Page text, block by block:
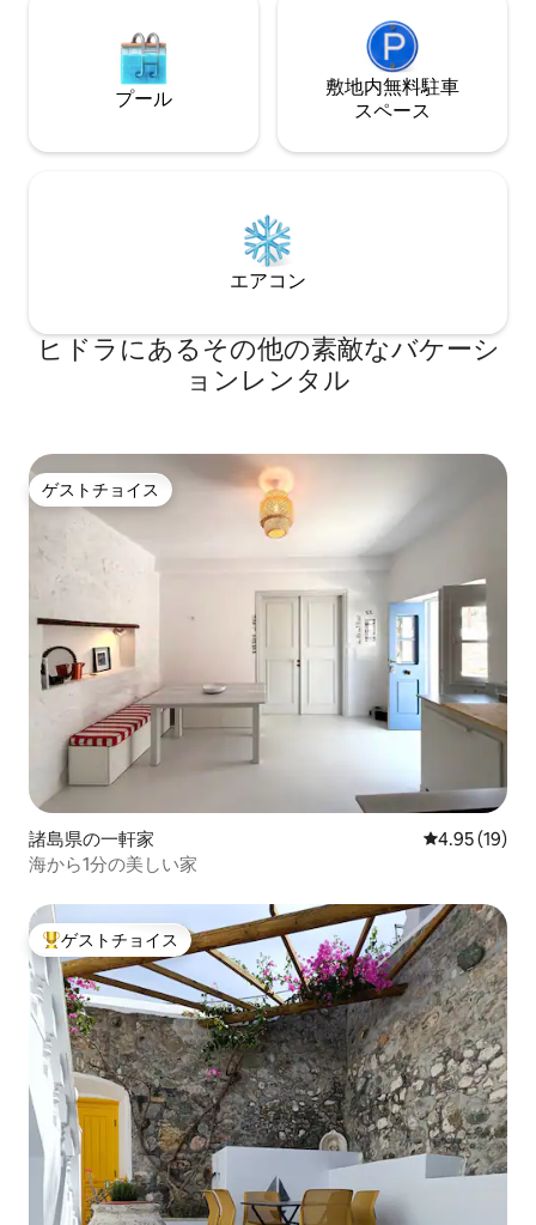
プール
敷地内無料駐⁠車
ス⁠ペ⁠ー⁠ス
エアコン
ヒドラにあるその他の素敵なバケーシ
ョンレンタル
ゲストチョイス
ゲストチョイス
諸島県の一軒家 レビュー19
4.95 (19)
海から1分の美しい家
大好評のゲストチョイスです。
ゲストチョイス